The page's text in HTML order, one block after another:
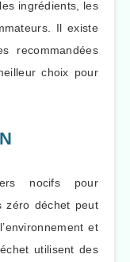
ingrédients, les
Il existe
recommandées
choix pour
nocifs pour
zéro déchet peut
et
utilisent des